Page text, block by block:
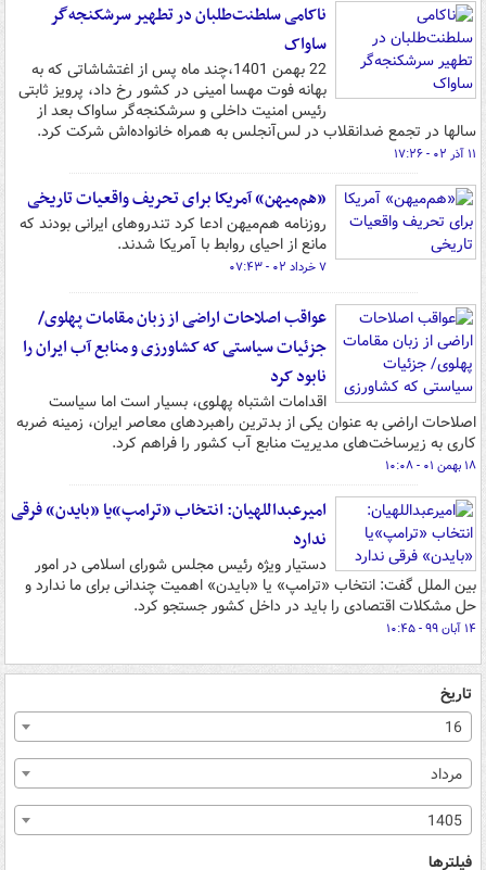
ناکامی سلطنت‌طلبان در تطهیر سرشکنجه‌گر
ساواک
22 بهمن 1401،چند ماه پس از اغتشاشاتی که به
بهانه فوت مهسا امینی در کشور رخ داد، پرویز ثابتی
رئیس امنیت داخلی و سرشکنجه‌گر ساواک بعد از
سالها در تجمع ضدانقلاب در لس‌آنجلس به‌ همراه خانواده‌اش شرکت کرد.
۱۱ آذر ۰۲ - ۱۷:۲۶
«هم‌میهن» آمریکا برای تحریف واقعیات تاریخی
روزنامه هم‌میهن ادعا کرد تندروهای ایرانی بودند که
مانع از احیای روابط با آمریکا شدند.
۷ خرداد ۰۲ - ۰۷:۴۳
عواقب اصلاحات اراضی از زبان مقامات پهلوی/
جزئیات سیاستی که کشاورزی و منابع آب ایران را
نابود کرد
اقدامات اشتباه پهلوی، بسیار است اما سیاست
اصلاحات اراضی به عنوان یکی از بدترین راهبردهای معاصر ایران، زمینه ضربه
کاری به زیرساخت‌های مدیریت منابع آب کشور را فراهم کرد.
۱۸ بهمن ۰۱ - ۱۰:۰۸
امیرعبداللهیان: انتخاب «ترامپ»یا «بایدن» فرقی
ندارد
دستیار ویژه رئیس مجلس شورای اسلامی در امور
بین الملل گفت: انتخاب «ترامپ» یا «بایدن» اهمیت چندانی برای ما ندارد و
حل مشکلات اقتصادی را باید در داخل کشور جستجو کرد.
۱۴ آبان ۹۹ - ۱۰:۴۵
تاریخ
16
مرداد
1405
فیلترها